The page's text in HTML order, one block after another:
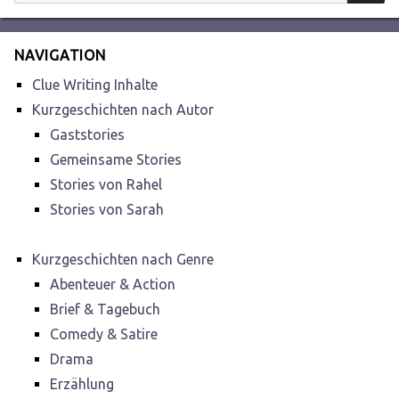
nach:
NAVIGATION
Clue Writing Inhalte
Kurzgeschichten nach Autor
Gaststories
Gemeinsame Stories
Stories von Rahel
Stories von Sarah
Kurzgeschichten nach Genre
Abenteuer & Action
Brief & Tagebuch
Comedy & Satire
Drama
Erzählung